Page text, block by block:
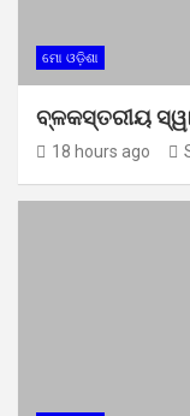
ମୋ ଓଡ଼ିଶା
ବ୍ଳକସ୍ତରୀୟ
18 hours ago